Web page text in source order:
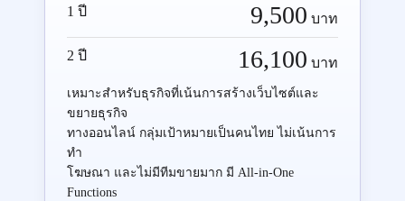
1 ปี 9,500 บาท
2 ปี 16,100 บาท
เหมาะสำหรับธุรกิจที่เน้นการสร้างเว็บไซต์และ
ขยายธุรกิจ
ทางออนไลน์ กลุ่มเป้าหมายเป็นคนไทย ไม่เน้นการ
ทำ
โฆษณา และไม่มีทีมขายมาก มี All-in-One
Functions